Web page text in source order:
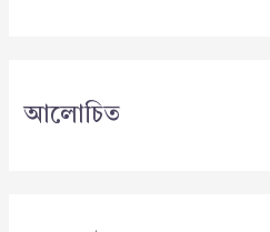
আলোচিত